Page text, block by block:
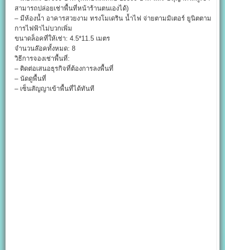
สามารถปล่อยเช่าพื้นที่หน้าร้านตนเองได้)
– มีห้องน้ำ อาคารสวยงาม ทรงโมเดริน น้ำไฟ จ่ายตามมิเตอร์ ยูนิตตาม
การไฟฟ้าไม่บวกเพิ่ม
ขนาดล็อคที่ให้เช่า: 4.5*11.5 เมตร
จำนวนล๊อคทั้งหมด: 8
วิธีการจองเช่าพื้นที่:
– ติดต่อเสนอธุรกิจที่ต้องการลงพื้นที่
– นัดดูพื้นที่
– เซ็นสัญญาเข้าพื้นที่ได้ทันที